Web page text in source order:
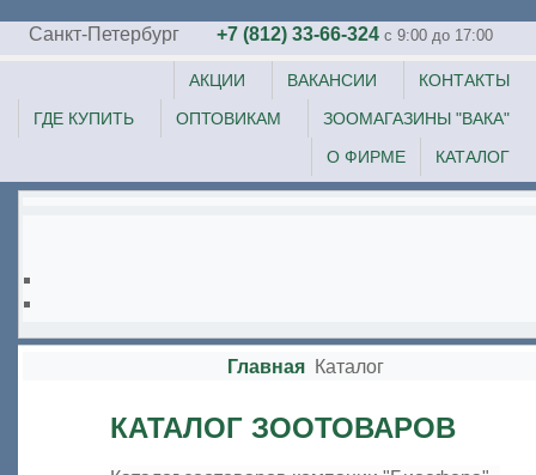
Санкт-Петербург +7 (812) 33-66-324 c 9:00 до 17:00
КОНТАКТЫ
ВАКАНСИИ
АКЦИИ
ЗООМАГАЗИНЫ "ВАКА"
ОПТОВИКАМ
ГДЕ КУПИТЬ
КАТАЛОГ
О ФИРМЕ
Главная Каталог
КАТАЛОГ ЗООТОВАРОВ